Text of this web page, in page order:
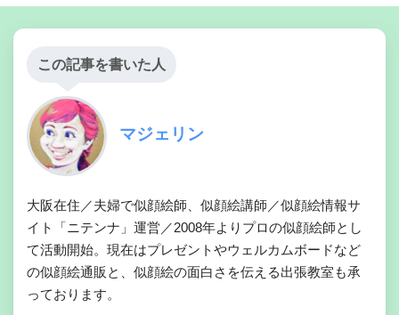
この記事を書いた人
マジェリン
大阪在住／夫婦で似顔絵師、似顔絵講師／似顔絵情報サ
イト「ニテンナ」運営／2008年よりプロの似顔絵師とし
て活動開始。現在はプレゼントやウェルカムボードなど
の似顔絵通販と、似顔絵の面白さを伝える出張教室も承
っております。